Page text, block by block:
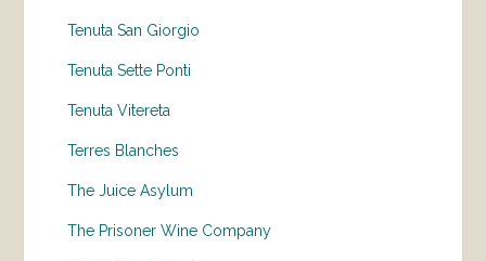
Tenuta San Giorgio
Tenuta Sette Ponti
Tenuta Vitereta
Terres Blanches
The Juice Asylum
The Prisoner Wine Company